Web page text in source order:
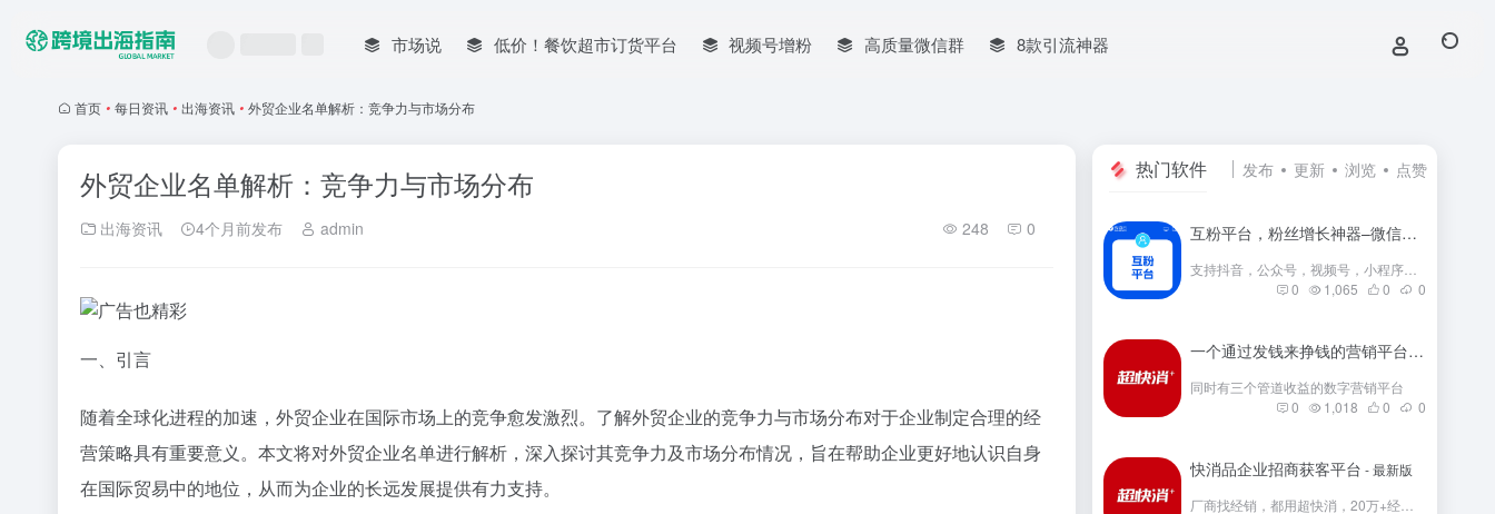
市场说 低价！餐饮超市订货平台 视频号增粉 高质量微信群 8款引流神器
首页 • 每日资讯 • 出海资讯 • 外贸企业名单解析：竞争力与市场分布
外贸企业名单解析：竞争力与市场分布
出海资讯 4个月前发布 admin 248 0
一、引言
随着全球化进程的加速，外贸企业在国际市场上的竞争愈发激烈。了解外贸企业的竞争力与市场分布对于企业制定合理的经
营策略具有重要意义。本文将对外贸企业名单进行解析，深入探讨其竞争力及市场分布情况，旨在帮助企业更好地认识自身
在国际贸易中的地位，从而为企业的长远发展提供有力支持。
热门软件 发布 更新 浏览 点赞
互粉平台，粉丝增长神器–微信群互粉|互粉大师|互粉软件|互粉平台|互关互粉|微信公众号互粉|互粉盒子|互粉大厅
0
1,065 0 0
一个通过发钱来挣钱的营销平台
- 最新版
同时有三个管道收益的数字营销平台
0
1,018 0 0
快消品企业招商获客平台 - 最新版